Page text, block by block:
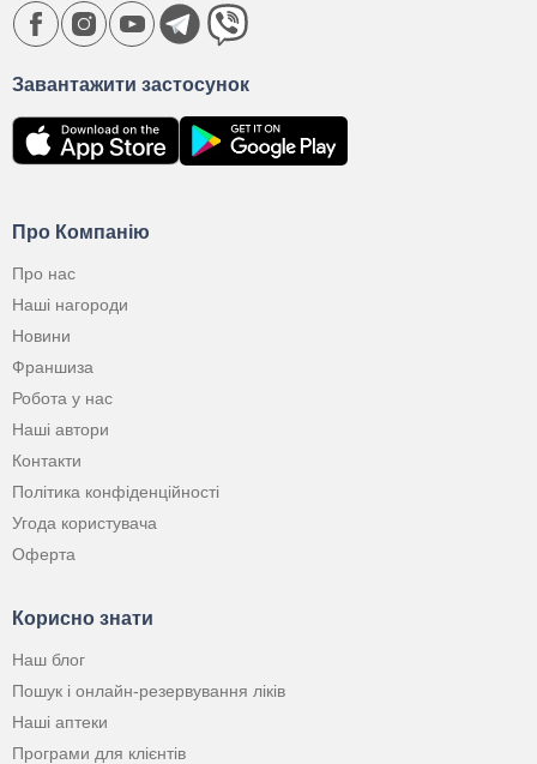
Про Компанію
Про нас
Наші нагороди
Новини
Франшиза
Робота у нас
Наші автори
Контакти
Політика конфіденційності
Угода користувача
Оферта
Корисно знати
Наш блог
Пошук і онлайн-резервування ліків
Наші аптеки
Програми для клієнтів
Завантажити застосунок